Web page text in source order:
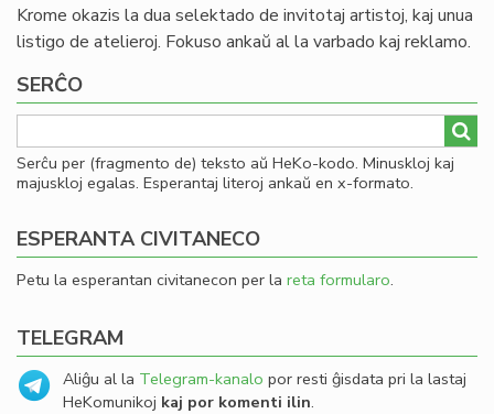
Krome okazis la dua selektado de invitotaj artistoj, kaj unua
listigo de atelieroj. Fokuso ankaŭ al la varbado kaj reklamo.
SERĈO
Serĉu per (fragmento de) teksto aŭ HeKo-kodo. Minuskloj kaj
majuskloj egalas. Esperantaj literoj ankaŭ en x-formato.
ESPERANTA CIVITANECO
Petu la esperantan civitanecon per la reta formularo.
TELEGRAM
Aliĝu al la Telegram-kanalo por resti ĝisdata pri la lastaj
HeKomunikoj kaj por komenti ilin.